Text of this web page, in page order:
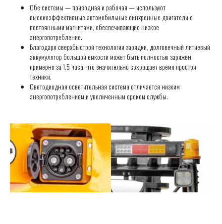
Обе системы — приводная и рабочая — используют
высокоэффективные автомобильные синхронные двигатели с
постоянными магнитами, обеспечивающие низкое
энергопотребление.
Благодаря сверхбыстрой технологии зарядки, долговечный литиевый
аккумулятор большой емкости может быть полностью заряжен
примерно за 1,5 часа, что значительно сокращает время простоя
техники.
Светодиодная осветительная система отличается низким
энергопотреблением и увеличенным сроком службы.